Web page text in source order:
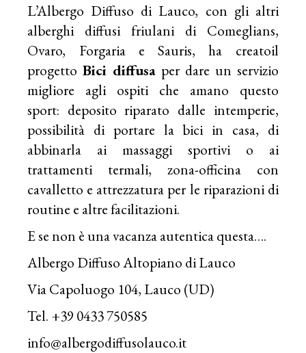
L’Albergo Diffuso di Lauco, con gli altri
alberghi diffusi friulani di Comeglians,
Ovaro, Forgaria e Sauris, ha creatoil
progettoBici diffusa per dare un servizio
migliore agli ospiti che amano questo
sport: deposito riparato dalle intemperie,
possibilità di portare la bici in casa, di
abbinarla ai massaggi sportivi o ai
trattamenti termali, zona-officina con
cavalletto e attrezzatura per le riparazioni di
routine e altre facilitazioni.
E se non è una vacanza autentica questa….
Albergo Diffuso Altopiano di Lauco
Via Capoluogo 104, Lauco (UD)
Tel. +39 0433 750585
info@albergodiffusolauco.it